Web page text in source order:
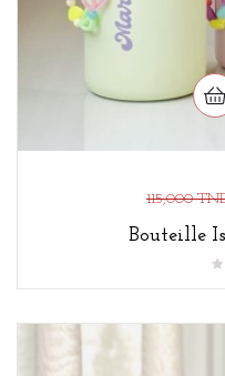
Prix
base
115,000
Bouteille